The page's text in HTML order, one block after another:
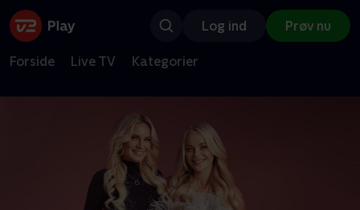
Log ind Prøv nu
Forside Live TV Kategorier